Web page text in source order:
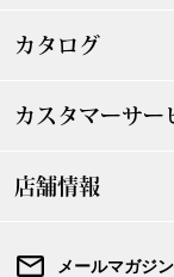
カタログ
カスタマーサー
店舗情報
メールマガジ